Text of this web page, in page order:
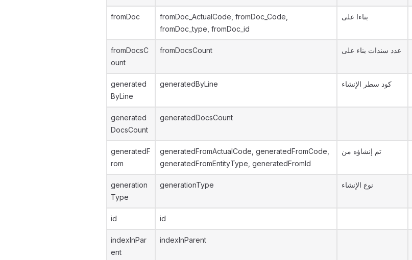
fromDoc
fromDoc_ActualCode, fromDoc_Code,
fromDoc_type, fromDoc_id
بناءا على
fromDocsC
ount
fromDocsCount عدد سندات بناء على
generated
ByLine
generatedByLine كود سطر الإنشاء
generated
DocsCount
generatedDocsCount
generatedF
rom
generatedFromActualCode, generatedFromCode,
generatedFromEntityType, generatedFromId
تم إنشاؤه من
generation
Type
generationType نوع الإنشاء
id id
indexInPar
ent
indexInParent